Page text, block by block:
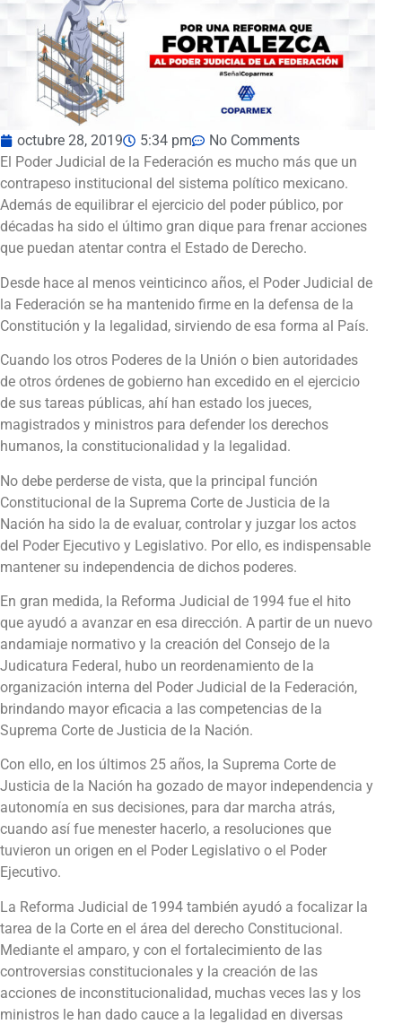
octubre 28, 2019 5:34 pm
No Comments
El Poder Judicial de la Federación es mucho más que un
contrapeso institucional del sistema político mexicano.
Además de equilibrar el ejercicio del poder público, por
décadas ha sido el último gran dique para frenar acciones
que puedan atentar contra el Estado de Derecho.
Desde hace al menos veinticinco años, el Poder Judicial de
la Federación se ha mantenido firme en la defensa de la
Constitución y la legalidad, sirviendo de esa forma al País.
Cuando los otros Poderes de la Unión o bien autoridades
de otros órdenes de gobierno han excedido en el ejercicio
de sus tareas públicas, ahí han estado los jueces,
magistrados y ministros para defender los derechos
humanos, la constitucionalidad y la legalidad.
No debe perderse de vista, que la principal función
Constitucional de la Suprema Corte de Justicia de la
Nación ha sido la de evaluar, controlar y juzgar los actos
del Poder Ejecutivo y Legislativo. Por ello, es indispensable
mantener su independencia de dichos poderes.
En gran medida, la Reforma Judicial de 1994 fue el hito
que ayudó a avanzar en esa dirección. A partir de un nuevo
andamiaje normativo y la creación del Consejo de la
Judicatura Federal, hubo un reordenamiento de la
organización interna del Poder Judicial de la Federación,
brindando mayor eficacia a las competencias de la
Suprema Corte de Justicia de la Nación.
Con ello, en los últimos 25 años, la Suprema Corte de
Justicia de la Nación ha gozado de mayor independencia y
autonomía en sus decisiones, para dar marcha atrás,
cuando así fue menester hacerlo, a resoluciones que
tuvieron un origen en el Poder Legislativo o el Poder
Ejecutivo.
La Reforma Judicial de 1994 también ayudó a focalizar la
tarea de la Corte en el área del derecho Constitucional.
Mediante el amparo, y con el fortalecimiento de las
controversias constitucionales y la creación de las
acciones de inconstitucionalidad, muchas veces las y los
ministros le han dado cauce a la legalidad en diversas